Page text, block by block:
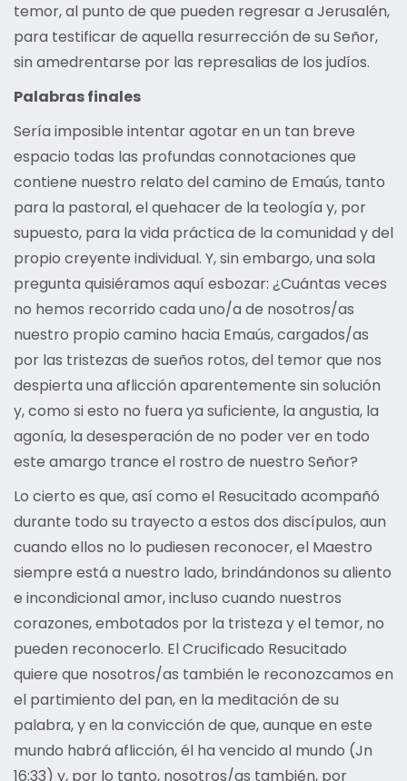
temor, al punto de que pueden regresar a Jerusalén,
para testificar de aquella resurrección de su Señor,
sin amedrentarse por las represalias de los judíos.
Palabras finales
Sería imposible intentar agotar en un tan breve
espacio todas las profundas connotaciones que
contiene nuestro relato del camino de Emaús, tanto
para la pastoral, el quehacer de la teología y, por
supuesto, para la vida práctica de la comunidad y del
propio creyente individual. Y, sin embargo, una sola
pregunta quisiéramos aquí esbozar: ¿Cuántas veces
no hemos recorrido cada uno/a de nosotros/as
nuestro propio camino hacia Emaús, cargados/as
por las tristezas de sueños rotos, del temor que nos
despierta una aflicción aparentemente sin solución
y, como si esto no fuera ya suficiente, la angustia, la
agonía, la desesperación de no poder ver en todo
este amargo trance el rostro de nuestro Señor?
Lo cierto es que, así como el Resucitado acompañó
durante todo su trayecto a estos dos discípulos, aun
cuando ellos no lo pudiesen reconocer, el Maestro
siempre está a nuestro lado, brindándonos su aliento
e incondicional amor, incluso cuando nuestros
corazones, embotados por la tristeza y el temor, no
pueden reconocerlo. El Crucificado Resucitado
quiere que nosotros/as también le reconozcamos en
el partimiento del pan, en la meditación de su
palabra, y en la convicción de que, aunque en este
mundo habrá aflicción, él ha vencido al mundo (Jn
16:33) y, por lo tanto, nosotros/as también, por